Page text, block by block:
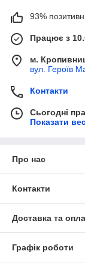
93%
Працює з
м.
вул. Героїв
Контакти
Сьогодні
Показати
Про нас
Контакти
Доставка та
Графік роботи